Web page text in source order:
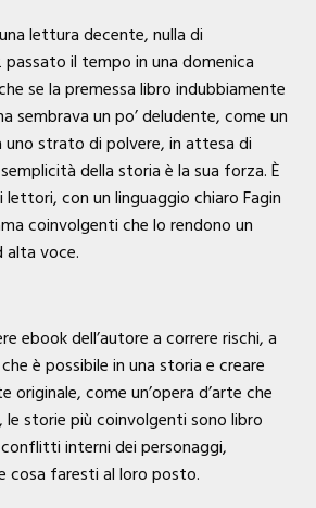
lettura decente, nulla di
il tempo in una domenica
se la premessa libro indubbiamente
sembrava un po’ deludente, come un
strato di polvere, in attesa di
della storia è la sua forza. È
con un linguaggio chiaro Fagin
coinvolgenti che lo rendono un
alta voce.
ebook dell’autore a correre rischi, a
è possibile in una storia e creare
originale, come un’opera d’arte che
storie più coinvolgenti sono libro
interni dei personaggi,
cosa faresti al loro posto.